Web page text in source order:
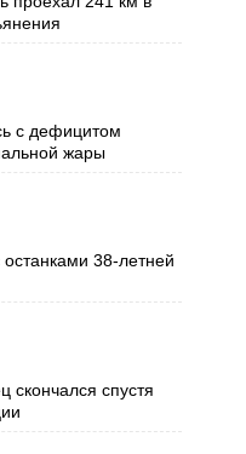
с дефицитом
жары
38-летней
скончался спустя